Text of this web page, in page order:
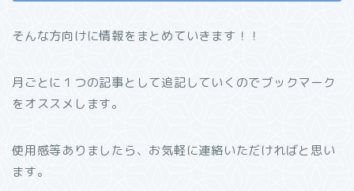
そんな方向けに情報をまとめていきます！！
月ごとに１つの記事として追記していくのでブックマーク
をオススメします。
使用感等ありましたら、お気軽に連絡いただければと思い
ます。